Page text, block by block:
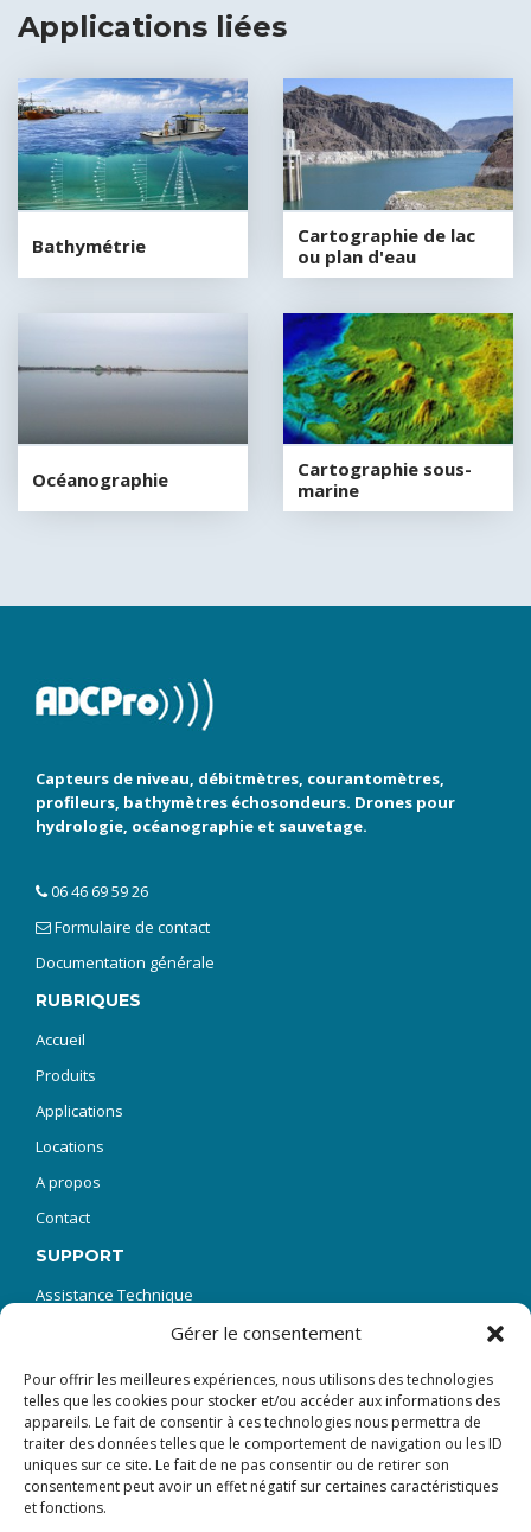
Gérer le consentement
Pour offrir les meilleures expériences, nous utilisons des technologies
telles que les cookies pour stocker et/ou accéder aux informations des
appareils. Le fait de consentir à ces technologies nous permettra de
traiter des données telles que le comportement de navigation ou les ID
uniques sur ce site. Le fait de ne pas consentir ou de retirer son
consentement peut avoir un effet négatif sur certaines caractéristiques
et fonctions.
Applications liées
Bathymétrie
Cartographie de lac
ou plan d'eau
Océanographie
Cartographie sous-
marine
Capteurs de niveau, débitmètres, courantomètres,
profileurs, bathymètres échosondeurs. Drones pour
hydrologie, océanographie et sauvetage.
06 46 69 59 26
Formulaire de contact
Documentation générale
RUBRIQUES
Accueil
Produits
Applications
Locations
A propos
Contact
SUPPORT
Assistance Technique
FAQ – Questions fréquentes
Formation
Téléchargement de logiciels
NEWSLETTER